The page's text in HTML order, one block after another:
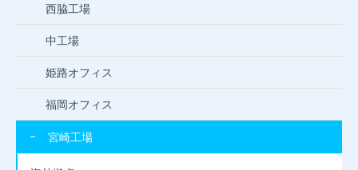
西脇工場
中工場
姫路オフィス
福岡オフィス
宮崎工場